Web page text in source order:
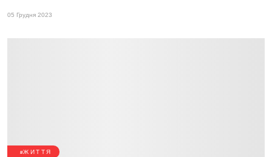
05 Грудня 2023
ЖИТТЯ